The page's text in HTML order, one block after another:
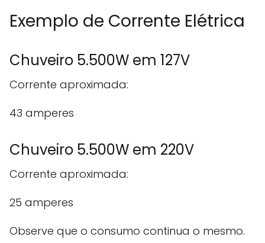
Exemplo de Corrente Elétrica
Chuveiro 5.500W em 127V
Corrente aproximada:
43 amperes
Chuveiro 5.500W em 220V
Corrente aproximada:
25 amperes
Observe que o consumo continua o mesmo.